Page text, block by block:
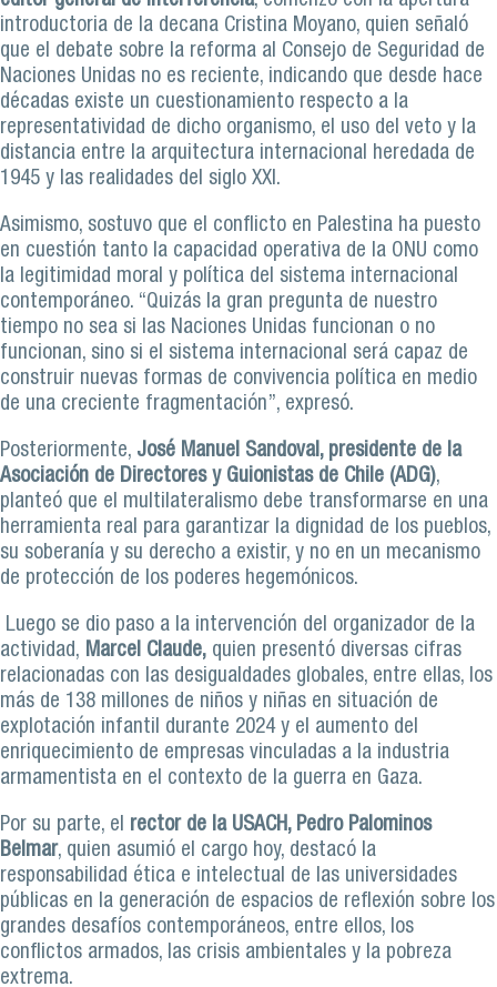
introductoria de la decana Cristina Moyano, quien señaló
que el debate sobre la reforma al Consejo de Seguridad de
Naciones Unidas no es reciente, indicando que desde hace
décadas existe un cuestionamiento respecto a la
representatividad de dicho organismo, el uso del veto y la
distancia entre la arquitectura internacional heredada de
1945 y las realidades del siglo XXI.
Asimismo, sostuvo que el conflicto en Palestina ha puesto
en cuestión tanto la capacidad operativa de la ONU como
la legitimidad moral y política del sistema internacional
contemporáneo. “Quizás la gran pregunta de nuestro
tiempo no sea si las Naciones Unidas funcionan o no
funcionan, sino si el sistema internacional será capaz de
construir nuevas formas de convivencia política en medio
de una creciente fragmentación”, expresó.
Posteriormente, José Manuel Sandoval, presidente de la
Asociación de Directores y Guionistas de Chile (ADG),
planteó que el multilateralismo debe transformarse en una
herramienta real para garantizar la dignidad de los pueblos,
su soberanía y su derecho a existir, y no en un mecanismo
de protección de los poderes hegemónicos.
Luego se dio paso a la intervención del organizador de la
actividad, Marcel Claude, quien presentó diversas cifras
relacionadas con las desigualdades globales, entre ellas, los
más de 138 millones de niños y niñas en situación de
explotación infantil durante 2024 y el aumento del
enriquecimiento de empresas vinculadas a la industria
armamentista en el contexto de la guerra en Gaza.
Por su parte, el rector de la USACH, Pedro Palominos
Belmar, quien asumió el cargo hoy, destacó la
responsabilidad ética e intelectual de las universidades
públicas en la generación de espacios de reflexión sobre los
grandes desafíos contemporáneos, entre ellos, los
conflictos armados, las crisis ambientales y la pobreza
extrema.